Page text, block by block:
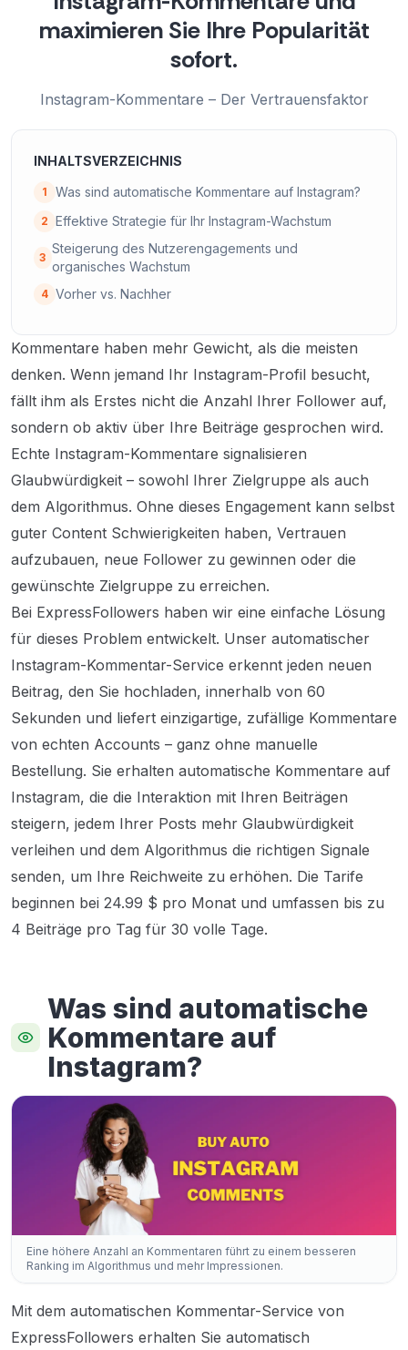
maximieren Sie Ihre Popularität
sofort.
Instagram-Kommentare – Der Vertrauensfaktor
INHALTSVERZEICHNIS
1 Was sind automatische Kommentare auf Instagram?
2 Effektive Strategie für Ihr Instagram-Wachstum
3
Steigerung des Nutzerengagements und
organisches Wachstum
4 Vorher vs. Nachher
Kommentare haben mehr Gewicht, als die meisten
denken. Wenn jemand Ihr Instagram-Profil besucht,
fällt ihm als Erstes nicht die Anzahl Ihrer Follower auf,
sondern ob aktiv über Ihre Beiträge gesprochen wird.
Echte Instagram-Kommentare signalisieren
Glaubwürdigkeit – sowohl Ihrer Zielgruppe als auch
dem Algorithmus. Ohne dieses Engagement kann selbst
guter Content Schwierigkeiten haben, Vertrauen
aufzubauen, neue Follower zu gewinnen oder die
gewünschte Zielgruppe zu erreichen.
Bei ExpressFollowers haben wir eine einfache Lösung
für dieses Problem entwickelt. Unser automatischer
Instagram-Kommentar-Service erkennt jeden neuen
Beitrag, den Sie hochladen, innerhalb von 60
Sekunden und liefert einzigartige, zufällige Kommentare
von echten Accounts – ganz ohne manuelle
Bestellung. Sie erhalten automatische Kommentare auf
Instagram, die die Interaktion mit Ihren Beiträgen
steigern, jedem Ihrer Posts mehr Glaubwürdigkeit
verleihen und dem Algorithmus die richtigen Signale
senden, um Ihre Reichweite zu erhöhen. Die Tarife
beginnen bei 24.99 $ pro Monat und umfassen bis zu
4 Beiträge pro Tag für 30 volle Tage.
Was sind automatische
Kommentare auf
Instagram?
Eine höhere Anzahl an Kommentaren führt zu einem besseren
Ranking im Algorithmus und mehr Impressionen.
Mit dem automatischen Kommentar-Service von
ExpressFollowers erhalten Sie automatisch